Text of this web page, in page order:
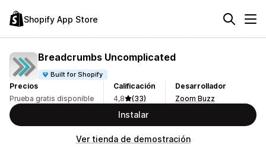
Shopify App Store
Breadcrumbs Uncomplicated
Built for Shopify
Precios
Prueba gratis disponible
Calificación
4,8
(33)
Desarrollador
Zoom Buzz
Instalar
Ver tienda de demostración